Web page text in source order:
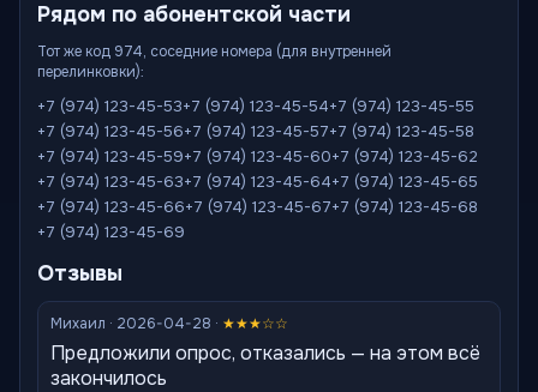
Рядом по абонентской части
Тот же код 974, соседние номера (для внутренней
перелинковки):
+7 (974) 123-45-53+7 (974) 123-45-54+7 (974) 123-45-55
+7 (974) 123-45-56+7 (974) 123-45-57+7 (974) 123-45-58
+7 (974) 123-45-59+7 (974) 123-45-60+7 (974) 123-45-62
+7 (974) 123-45-63+7 (974) 123-45-64+7 (974) 123-45-65
+7 (974) 123-45-66+7 (974) 123-45-67+7 (974) 123-45-68
+7 (974) 123-45-69
Отзывы
Михаил · 2026-04-28 · ★★★☆☆
Предложили опрос, отказались — на этом всё
закончилось